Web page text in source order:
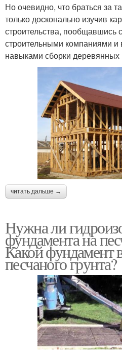
Но очевидно, что браться за
только досконально изучив
строительства,
строительными компаниями
навыками сборки деревянных
читать дальше →
Нужна ли
фундамента на
Какой фундамент
песчаного грунта?